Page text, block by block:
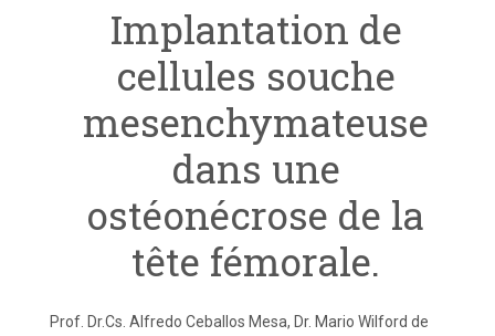
Implantation de
cellules souche
mesenchymateuse
dans une
ostéonécrose de la
tête fémorale.
Prof. Dr.Cs. Alfredo Ceballos Mesa, Dr. Mario Wilford de